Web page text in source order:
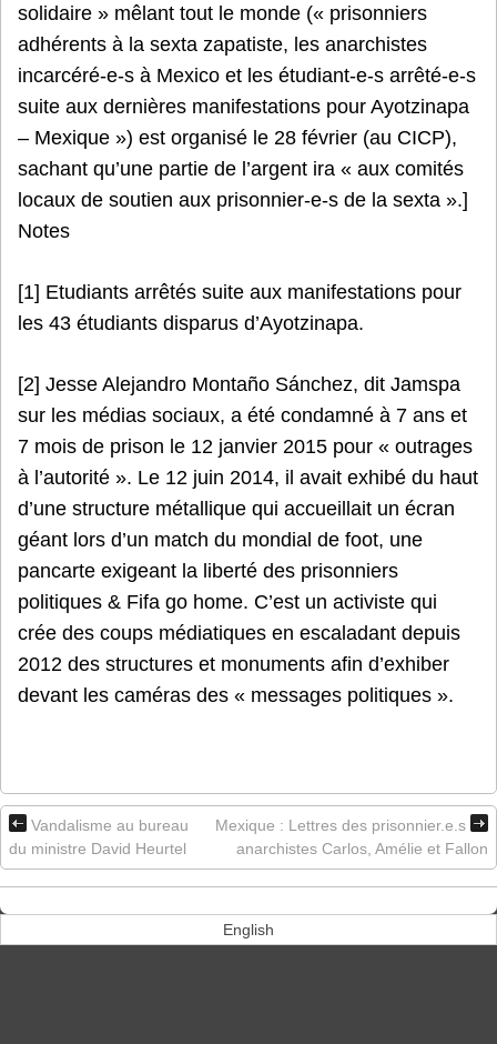
solidaire » mêlant tout le monde (« prisonniers
adhérents à la sexta zapatiste, les anarchistes
incarcéré-e-s à Mexico et les étudiant-e-s arrêté-e-s
suite aux dernières manifestations pour Ayotzinapa
– Mexique ») est organisé le 28 février (au CICP),
sachant qu’une partie de l’argent ira « aux comités
locaux de soutien aux prisonnier-e-s de la sexta ».]
Notes
[1] Etudiants arrêtés suite aux manifestations pour
les 43 étudiants disparus d’Ayotzinapa.
[2] Jesse Alejandro Montaño Sánchez, dit Jamspa
sur les médias sociaux, a été condamné à 7 ans et
7 mois de prison le 12 janvier 2015 pour « outrages
à l’autorité ». Le 12 juin 2014, il avait exhibé du haut
d’une structure métallique qui accueillait un écran
géant lors d’un match du mondial de foot, une
pancarte exigeant la liberté des prisonniers
politiques & Fifa go home. C’est un activiste qui
crée des coups médiatiques en escaladant depuis
2012 des structures et monuments afin d’exhiber
devant les caméras des « messages politiques ».
Vandalisme au bureau
du ministre David Heurtel​
Mexique : Lettres des prisonnier.e.s
anarchistes Carlos, Amélie et Fallon
English